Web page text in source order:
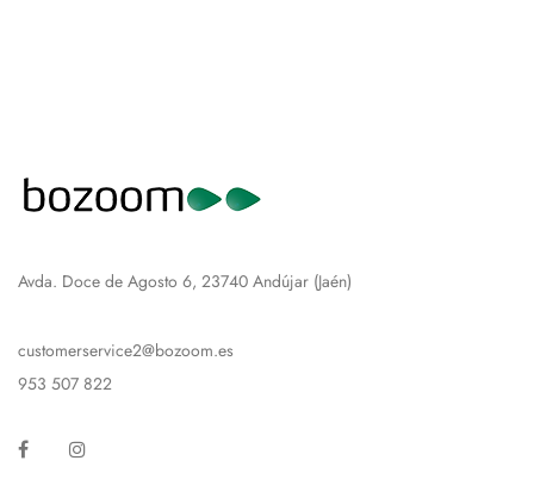
Avda. Doce de Agosto 6, 23740 Andújar (Jaén)
customerservice2@bozoom.es
953 507 822
Facebook